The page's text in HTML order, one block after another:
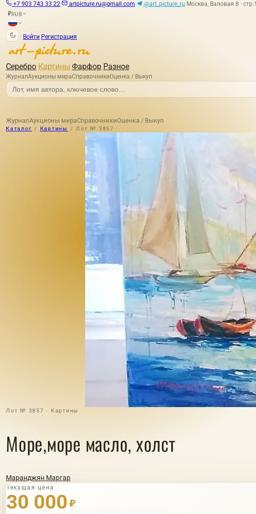
+7 903 743 33 22 artpicture.ru@gmail.com @art_picture_ru Москва, Валовая 8 · стр.1
₽RUB
Войти Регистрация
Серебро Картины Фарфор Разное
ЖурналАукционы мираСправочникиОценка / Выкуп
ЖурналАукционы мираСправочникиОценка / Выкуп
Каталог / Картины / Лот № 3857
Лот № 3857 · Картины
Море,море масло, холст
Маранджян Маргар
Текущая цена
30 000 ₽